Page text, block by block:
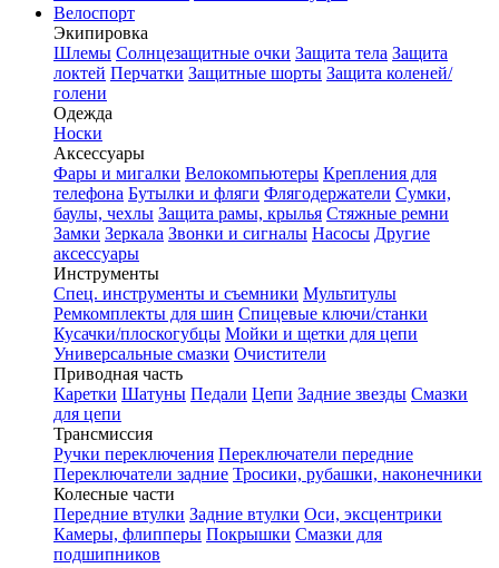
Велоспорт
Экипировка
Шлемы Солнцезащитные очки Защита тела Защита
локтей Перчатки Защитные шорты Защита коленей/
голени
Одежда
Носки
Аксессуары
Фары и мигалки Велокомпьютеры Крепления для
телефона Бутылки и фляги Флягодержатели Сумки,
баулы, чехлы Защита рамы, крылья Стяжные ремни
Замки Зеркала Звонки и сигналы Насосы Другие
аксессуары
Инструменты
Спец. инструменты и съемники Мультитулы
Ремкомплекты для шин Спицевые ключи/станки
Кусачки/плоскогубцы Мойки и щетки для цепи
Универсальные смазки Очистители
Приводная часть
Каретки Шатуны Педали Цепи Задние звезды Смазки
для цепи
Трансмиссия
Ручки переключения Переключатели передние
Переключатели задние Тросики, рубашки, наконечники
Колесные части
Передние втулки Задние втулки Оси, эксцентрики
Камеры, флипперы Покрышки Смазки для
подшипников